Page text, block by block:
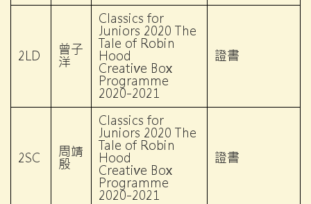
2LD 曾子
洋
Classics for
Juniors 2020 The
Tale of Robin
Hood
Creative Box
Programme
2020-2021
證書
2SC 周靖
殷
Classics for
Juniors 2020 The
Tale of Robin
Hood
Creative Box
Programme
2020-2021
證書